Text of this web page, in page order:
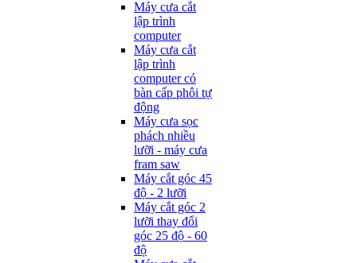
Máy cưa cắt
lập trình
computer
Máy cưa cắt
lập trình
computer có
bàn cấp phôi tự
động
Máy cưa sọc
phách nhiều
lưỡi - máy cưa
fram saw
Máy cắt góc 45
độ - 2 lưỡi
Máy cắt góc 2
lưỡi thay đổi
góc 25 độ - 60
độ